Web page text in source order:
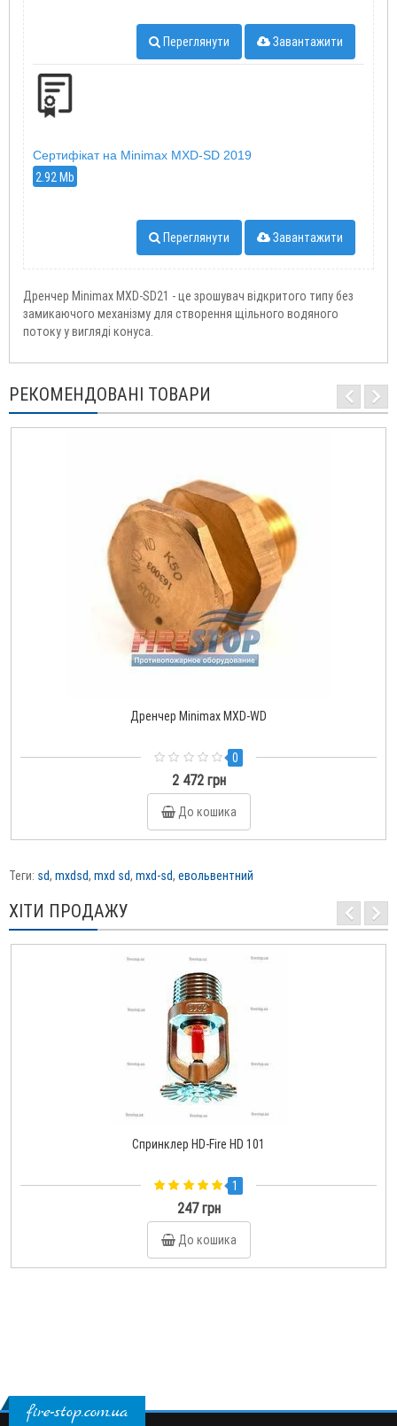
Переглянути Завантажити
Сертифікат на Minimax MXD-SD 2019
2.92 Mb
Переглянути Завантажити
Дренчер Minimax MXD-SD21 - це зрошувач відкритого типу без
замикаючого механізму для створення щільного водяного
потоку у вигляді конуса.
РЕКОМЕНДОВАНІ ТОВАРИ
Дренчер Minimax MXD-WD
0
2 472 грн
До кошика
Теги: sd, mxdsd, mxd sd, mxd-sd, евольвентний
ХІТИ ПРОДАЖУ
Спринклер HD-Fire HD 101
1
247 грн
До кошика
fire-stop.com.ua